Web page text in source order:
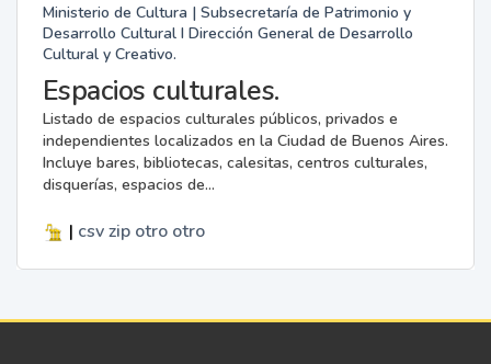
Ministerio de Cultura | Subsecretaría de Patrimonio y
Desarrollo Cultural I Dirección General de Desarrollo
Cultural y Creativo.
Espacios culturales.
Listado de espacios culturales públicos, privados e
independientes localizados en la Ciudad de Buenos Aires.
Incluye bares, bibliotecas, calesitas, centros culturales,
disquerías, espacios de...
| csv zip otro otro